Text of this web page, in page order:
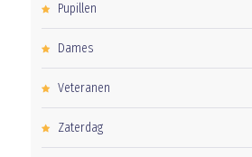
Pupillen
Dames
Veteranen
Zaterdag